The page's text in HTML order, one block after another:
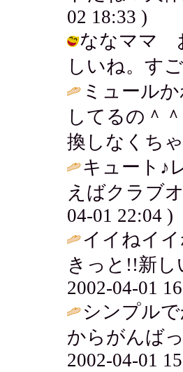
02 18:33 )
ななママ
しいね。す
ミュール
してるの＾
換しなくち
キュート♪
えばクラブ
04-01 22:04 )
イイねイ
きっと!!新
2002-04-01
シンプル
からがんば
2002-04-01